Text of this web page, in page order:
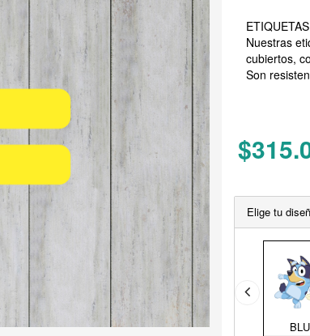
Nuestras
cubiertos,
Son
Elige tu